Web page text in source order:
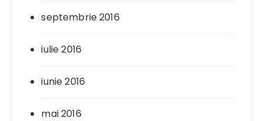
septembrie 2016
iulie 2016
iunie 2016
mai 2016